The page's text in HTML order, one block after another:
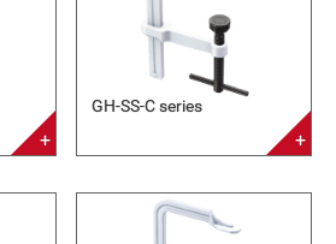
GH-SS-C series